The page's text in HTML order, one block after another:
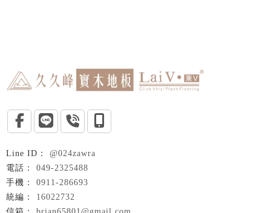
@024zawra
049-2325488
0911-286693
16022732